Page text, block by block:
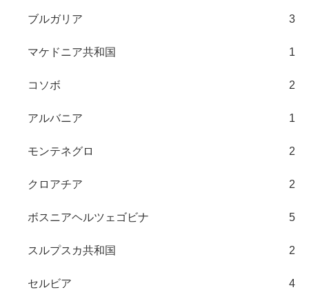
ブルガリア 3
マケドニア共和国 1
コソボ 2
アルバニア 1
モンテネグロ 2
クロアチア 2
ボスニアヘルツェゴビナ 5
スルプスカ共和国 2
セルビア 4